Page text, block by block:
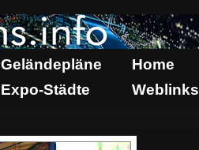
Geländepläne Home
Expo-Städte Weblinks